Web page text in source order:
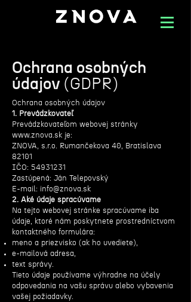
Ochrana osobných
údajov (GDPR)
Ochrana osobných údajov
1. Prevádzkovateľ
Prevádzkovateľom webovej stránky
www.znova.sk je:
ZNOVA, s.r.o. Rumančekova 40, Bratislava
82101
IČO: 54931231
Zastúpená: Ján Telepovský
E-mail: info@znova.sk
2. Aké údaje spracúvame
Na tejto webovej stránke spracúvame iba
údaje, ktoré nám poskytnete prostredníctvom
kontaktného formulára:
meno a priezvisko (ak ho uvediete),
e-mailová adresa,
text správy.
Tieto údaje používame výhradne na účely
odpovedania na vašu správu alebo vybavenia
vašej požiadavky.